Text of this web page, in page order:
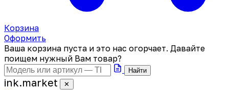
Корзина
Оформить
Ваша корзина пуста и это нас огорчает. Давайте
поищем нужный Вам товар?
Найти
ink.market ✕